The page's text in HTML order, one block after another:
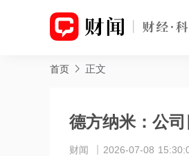
首页 正文
德方纳米：公
财闻 2026-07-08